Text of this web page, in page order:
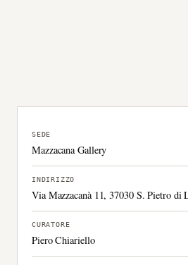
SEDE
Mazzacana Gallery
INDIRIZZO
Via Mazzacanà 11, 37030 S. Pietro di
CURATORE
Piero Chiariello